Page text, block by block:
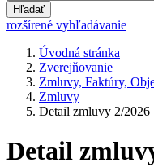
Hľadať
rozšírené vyhľadávanie
Úvodná stránka
Zverejňovanie
Zmluvy, Faktúry,
Zmluvy
Detail zmluvy 2/2026
Detail